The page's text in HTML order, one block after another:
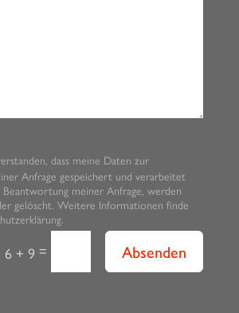
dass meine Daten zur
Anfrage gespeichert und verarbeitet
meiner Anfrage, werden
gelöscht. Weitere Informationen finde
6 + 9 = Absenden